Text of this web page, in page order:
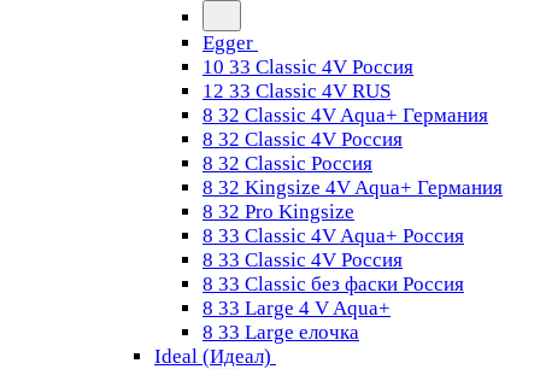
Egger
10 33 Classic 4V Россия
12 33 Classic 4V RUS
8 32 Classic 4V Aqua+ Германия
8 32 Classic 4V Россия
8 32 Classic Россия
8 32 Kingsize 4V Aqua+ Германия
8 32 Pro Kingsize
8 33 Classic 4V Aqua+ Россия
8 33 Classic 4V Россия
8 33 Classic без фаски Россия
8 33 Large 4 V Aqua+
8 33 Large елочка
Ideal (Идеал)